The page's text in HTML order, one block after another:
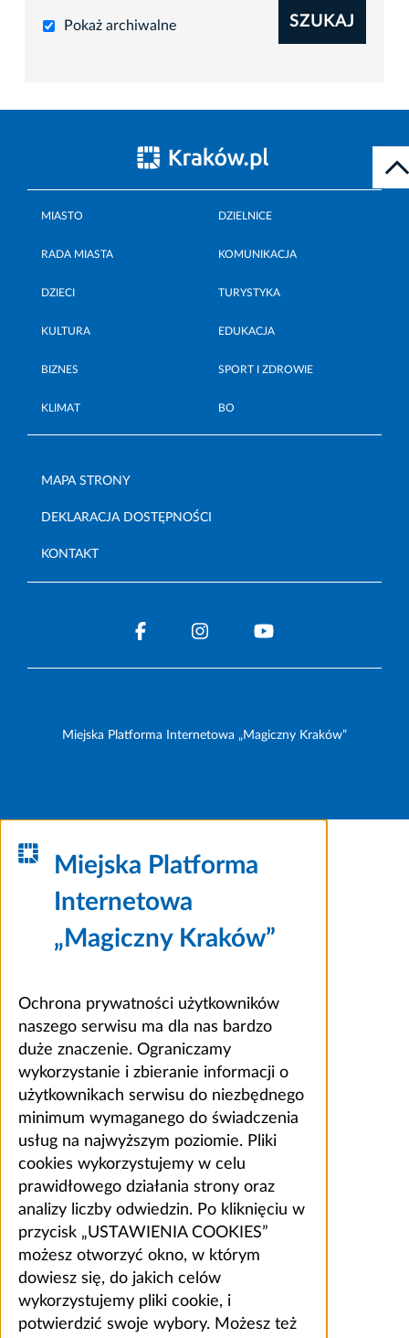
Pokaż archiwalne SZUKAJ
MIASTO DZIELNICE
RADA MIASTA KOMUNIKACJA
DZIECI TURYSTYKA
KULTURA EDUKACJA
BIZNES SPORT I ZDROWIE
KLIMAT BO
MAPA STRONY
DEKLARACJA DOSTĘPNOŚCI
KONTAKT
Miejska Platforma Internetowa „Magiczny Kraków”
Miejska Platforma
Internetowa
„Magiczny Kraków”
Ochrona prywatności użytkowników
naszego serwisu ma dla nas bardzo
duże znaczenie. Ograniczamy
wykorzystanie i zbieranie informacji o
użytkownikach serwisu do niezbędnego
minimum wymaganego do świadczenia
usług na najwyższym poziomie. Pliki
cookies wykorzystujemy w celu
prawidłowego działania strony oraz
analizy liczby odwiedzin. Po kliknięciu w
przycisk „USTAWIENIA COOKIES”
możesz otworzyć okno, w którym
dowiesz się, do jakich celów
wykorzystujemy pliki cookie, i
potwierdzić swoje wybory. Możesz też